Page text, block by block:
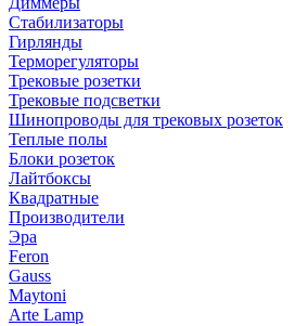
Стабилизаторы
Гирлянды
Терморегуляторы
Трековые розетки
Трековые подсветки
Шинопроводы для трековых розеток
Теплые полы
Блоки розеток
Лайтбоксы
Квадратные
Производители
Эра
Feron
Gauss
Maytoni
Arte Lamp